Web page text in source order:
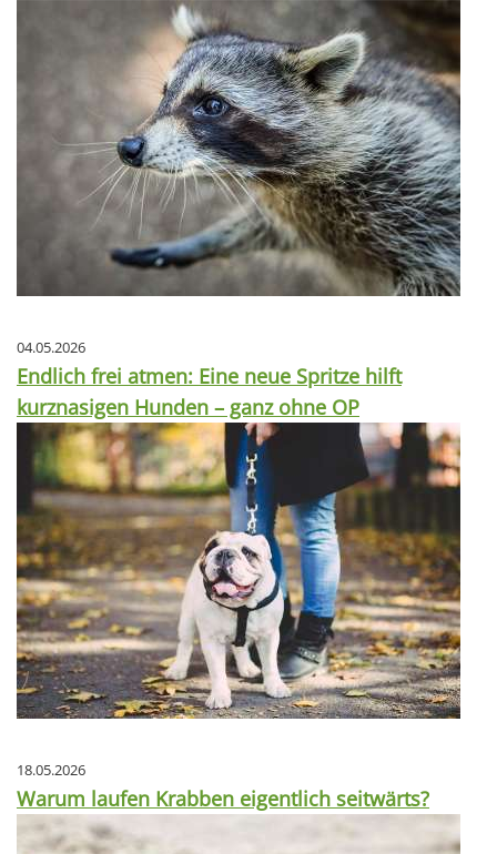
04.05.2026
Endlich frei atmen: Eine neue Spritze hilft
kurznasigen Hunden – ganz ohne OP
18.05.2026
Warum laufen Krabben eigentlich seitwärts?